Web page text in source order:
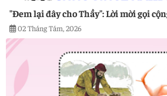
"Đem lại đây cho Thầy": Lời mời gọi
02 Tháng Tám, 2026